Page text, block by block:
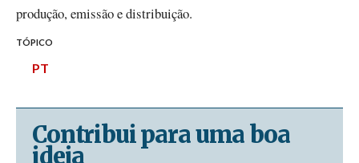
produção, emissão e distribuição.
TÓPICO
PT
Contribui para uma boa
ideia